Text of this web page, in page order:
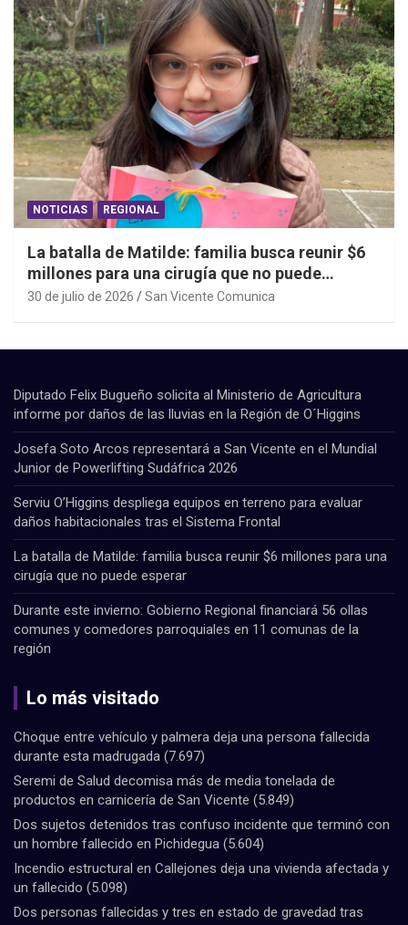
NOTICIAS REGIONAL
La batalla de Matilde: familia busca reunir $6
millones para una cirugía que no puede
esperar
30 de julio de 2026 San Vicente Comunica
Diputado Felix Bugueño solicita al Ministerio de Agricultura
informe por daños de las lluvias en la Región de O´Higgins
Josefa Soto Arcos representará a San Vicente en el Mundial
Junior de Powerlifting Sudáfrica 2026
Serviu O’Higgins despliega equipos en terreno para evaluar
daños habitacionales tras el Sistema Frontal
La batalla de Matilde: familia busca reunir $6 millones para una
cirugía que no puede esperar
Durante este invierno: Gobierno Regional financiará 56 ollas
comunes y comedores parroquiales en 11 comunas de la
región
Lo más visitado
Choque entre vehículo y palmera deja una persona fallecida
durante esta madrugada (7.697)
Seremi de Salud decomisa más de media tonelada de
productos en carnicería de San Vicente (5.849)
Dos sujetos detenidos tras confuso incidente que terminó con
un hombre fallecido en Pichidegua (5.604)
Incendio estructural en Callejones deja una vivienda afectada y
un fallecido (5.098)
Dos personas fallecidas y tres en estado de gravedad tras